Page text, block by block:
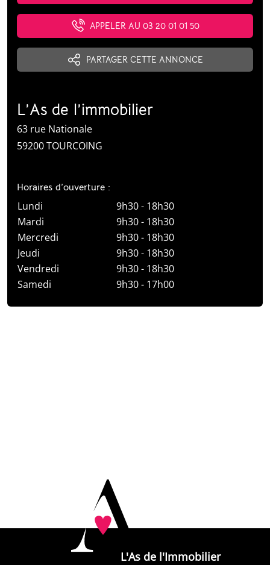
APPELER AU 03 20 01 01 50
PARTAGER CETTE ANNONCE
L’As de l’immobilier
63 rue Nationale
59200 TOURCOING
Horaires d’ouverture :
Lundi
9h30 - 18h30
Mardi
9h30 - 18h30
Mercredi
9h30 - 18h30
Jeudi
9h30 - 18h30
Vendredi
9h30 - 18h30
Samedi
9h30 - 17h00
L'As de l'Immobilier